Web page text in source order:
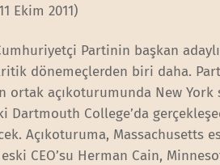
Ekim 2011)
Partinin başkan
dönemeçlerden biri daha.
ortak açıkoturumunda New
Dartmouth College’da
Açıkoturuma, Massachusetts
CEO’su Herman Cain,